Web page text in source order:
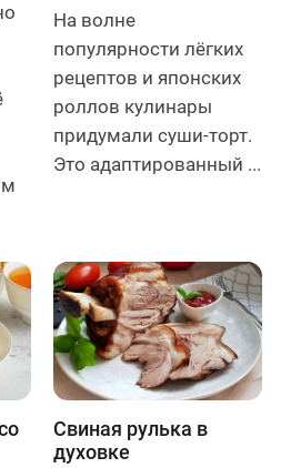
На волне
популярности лёгких
рецептов и японских
роллов кулинары
придумали суши-торт.
Это адаптированный ...
Свиная рулька в
духовке